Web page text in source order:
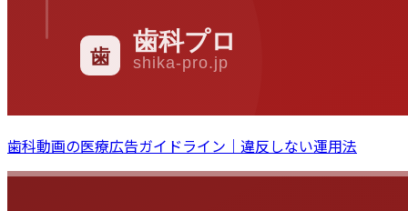
歯科動画の医療広告ガイドライン｜違反しない運用法